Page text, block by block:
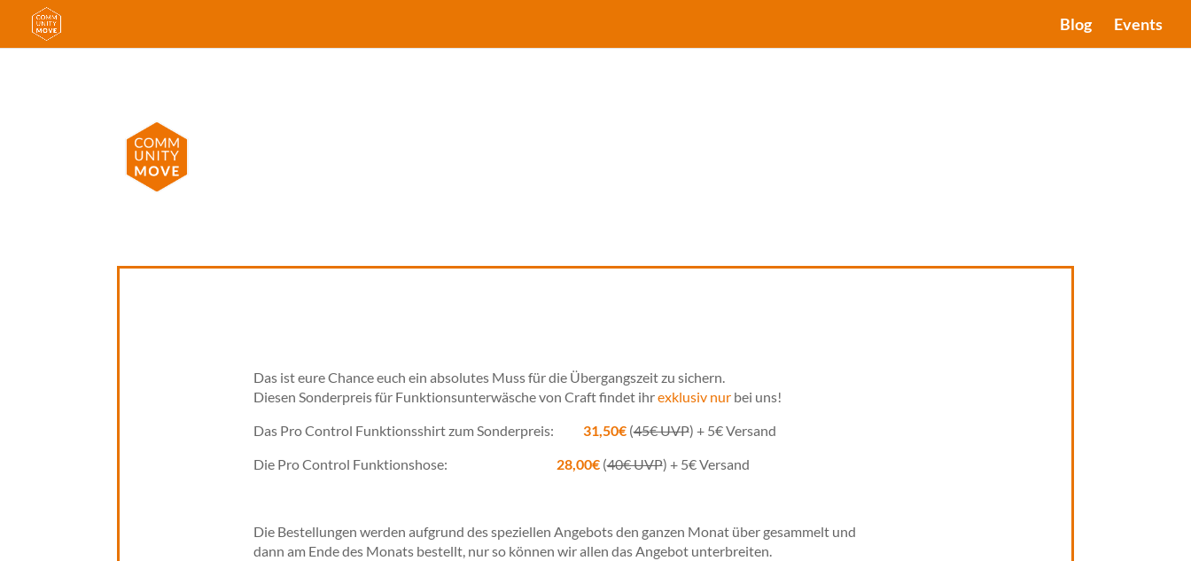
Blog Events
Das ist eure Chance euch ein absolutes Muss für die Übergangszeit zu sichern.
Diesen Sonderpreis für Funktionsunterwäsche von Craft findet ihrexklusiv nurbei uns!
Das Pro Control Funktionsshirt zum Sonderpreis: 31,50€ (45€ UVP) + 5€ Versand
Die Pro Control Funktionshose: 28,00€ (40€ UVP) + 5€ Versand
Die Bestellungen werden aufgrund des speziellen Angebots den ganzen Monat über gesammelt und
dann am Ende des Monats bestellt, nur so können wir allen das Angebot unterbreiten.